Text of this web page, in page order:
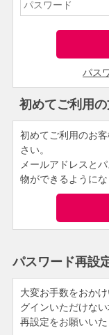
パス
初めてご利用
初めてご利用のお
さい。
メールアドレスと
物ができるようにな
パスワード再設
大変お手数をおか
グインいただけな
再設定をお願いいた